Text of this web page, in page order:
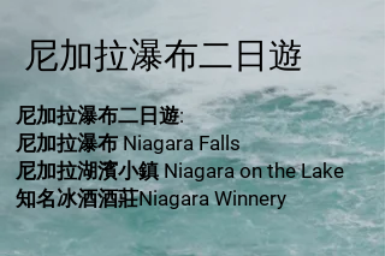
​尼加拉瀑布二日遊
尼加拉瀑布二日遊:
尼加拉瀑布 Niagara Falls
尼加拉湖濱小鎮 Niagara on the Lake
知名冰酒酒莊Niagara Winnery